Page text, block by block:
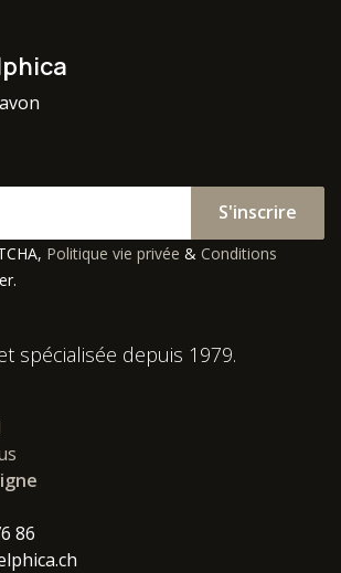
S'inscrire
Politique vie privée & Conditions
spécialisée depuis 1979.
86